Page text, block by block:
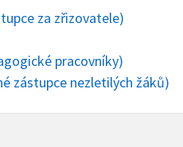
za zřizovatele)
pracovníky)
zástupce nezletilých žáků)